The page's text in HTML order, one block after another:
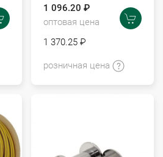
1 096.20 ₽
оптовая цена
1 370.25 ₽
розничная цена